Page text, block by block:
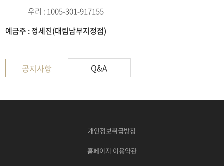
우리 : 1005-301-917155
예금주 : 정세진(대림남부지정점)
공지사항 Q&A
개인정보취급방침
홈페이지 이용약관